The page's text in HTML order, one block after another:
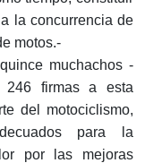
la concurrencia de
motos.-
muchachos -
firmas a esta
del motociclismo,
para la
por las mejoras